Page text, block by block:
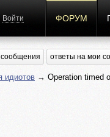
Войти ФОРУМ
ответы на мои
идиотов → Operation timed